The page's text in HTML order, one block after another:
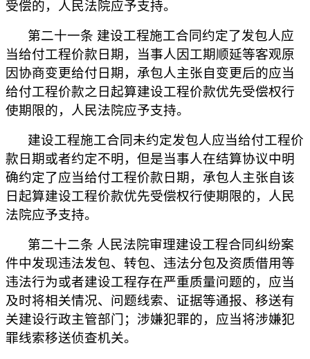
受偿的，人民法院应予支持。
第二十一条 建设工程施工合同约定了发包人应
当给付工程价款日期，当事人因工期顺延等客观原
因协商变更给付日期，承包人主张自变更后的应当
给付工程价款之日起算建设工程价款优先受偿权行
使期限的，人民法院应予支持。
建设工程施工合同未约定发包人应当给付工程价
款日期或者约定不明，但是当事人在结算协议中明
确约定了应当给付工程价款日期，承包人主张自该
日起算建设工程价款优先受偿权行使期限的，人民
法院应予支持。
第二十二条 人民法院审理建设工程合同纠纷案
件中发现违法发包、转包、违法分包及资质借用等
违法行为或者建设工程存在严重质量问题的，应当
及时将相关情况、问题线索、证据等通报、移送有
关建设行政主管部门；涉嫌犯罪的，应当将涉嫌犯
罪线索移送侦查机关。